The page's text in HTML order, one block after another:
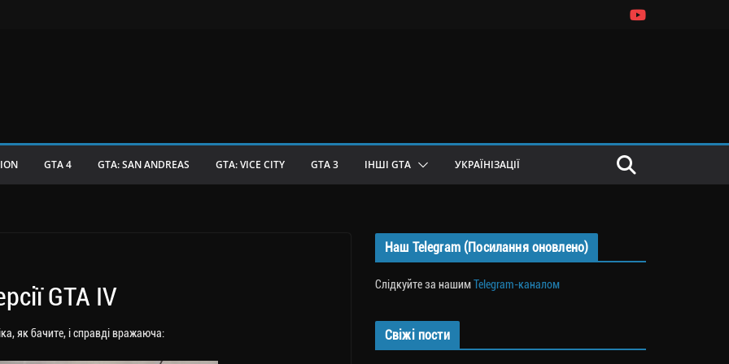
GTA 4 GTA: SAN ANDREAS GTA: VICE CITY GTA 3 ІНШІ GTA УКРАЇНІЗАЦІЇ
GTA IV
як бачите, і справді вражаюча:
Наш Telegram (Посилання оновлено)
Слідкуйте за нашимTelegram-каналом
Свіжі пости